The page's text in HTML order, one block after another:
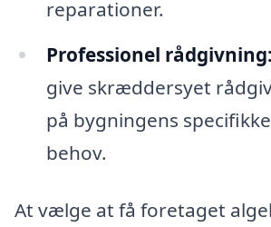
reparationer.
Professionel rådgivning:
give skræddersyet
på bygningens
behov.
At vælge at få foretaget